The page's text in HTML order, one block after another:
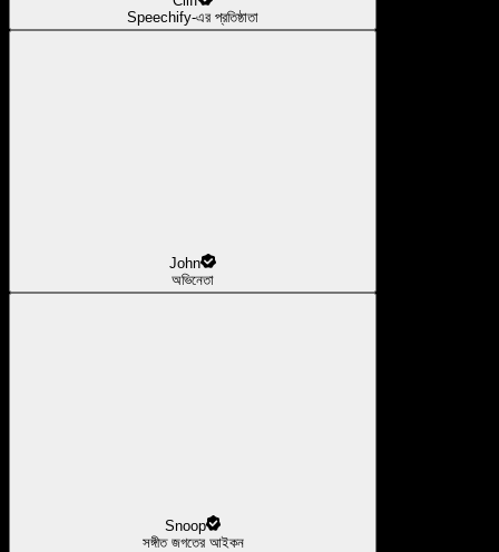
Speechify-এর প্রতিষ্ঠাতা
John
অভিনেতা
Snoop
সঙ্গীত জগতের আইকন